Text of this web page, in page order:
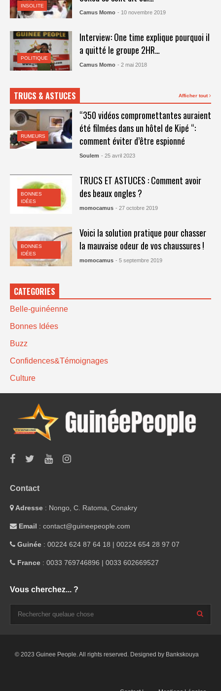
INSOLITE
Camus Momo - 10 novembre 2019
POLITIQUE
Interview: One time explique pourquoi il
a quitté le groupe 2HR…
Camus Momo - 2 mai 2018
TRUCS & ASTUCES Afficher tout
RUMEURS
“350 vidéos compromettantes auraient
été filmées dans un hôtel de Kipé “:
comment éviter d’être espionné
Soulem - 25 avril 2023
BONNES
IDÉES
TRUCS ET ASTUCES : Comment avoir
des beaux ongles ?
momocamus - 27 octobre 2019
BONNES
IDÉES
Voici la solution pratique pour chasser
la mauvaise odeur de vos chaussures !
momocamus - 5 septembre 2019
CATEGORIES
Belle-guinéenne
Bonnes Idées
Buzz
Confidences&Témoignages
Culture
Contact
Adresse : Nongo, C. Ratoma, Conakry
Email : contact@guineepeople.com
Guinée : 00224 624 87 64 18 | 00224 654 28 97 07
France : 0033 769746896 | 0033 602669527
Vous cherchez... ?
© 2023 Guinee People. All rights reserved. Designed by Bankskouya